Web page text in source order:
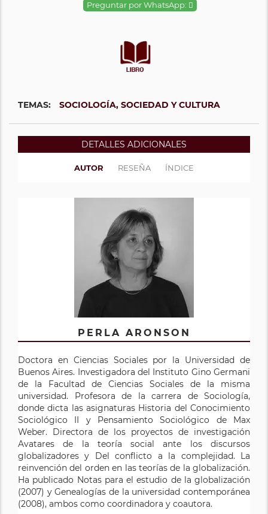
Preguntar por WhatsApp:
TEMAS: SOCIOLOGÍA, SOCIEDAD Y CULTURA
DETALLES ADICIONALES
AUTOR RESEÑA ÍNDICE
PERLA ARONSON
Doctora en Ciencias Sociales por la Universidad de
Buenos Aires. Investigadora del Instituto Gino Germani
de la Facultad de Ciencias Sociales de la misma
universidad. Profesora de la carrera de Sociología,
donde dicta las asignaturas Historia del Conocimiento
Sociológico II y Pensamiento Sociológico de Max
Weber. Directora de los proyectos de investigación
Avatares de la teoría social ante los discursos
globalizadores y Del conflicto a la complejidad. La
reinvención del orden en las teorías de la globalización.
Ha publicado Notas para el estudio de la globalización
(2007) y Genealogías de la universidad contemporánea
(2008), ambos como coordinadora y coautora.